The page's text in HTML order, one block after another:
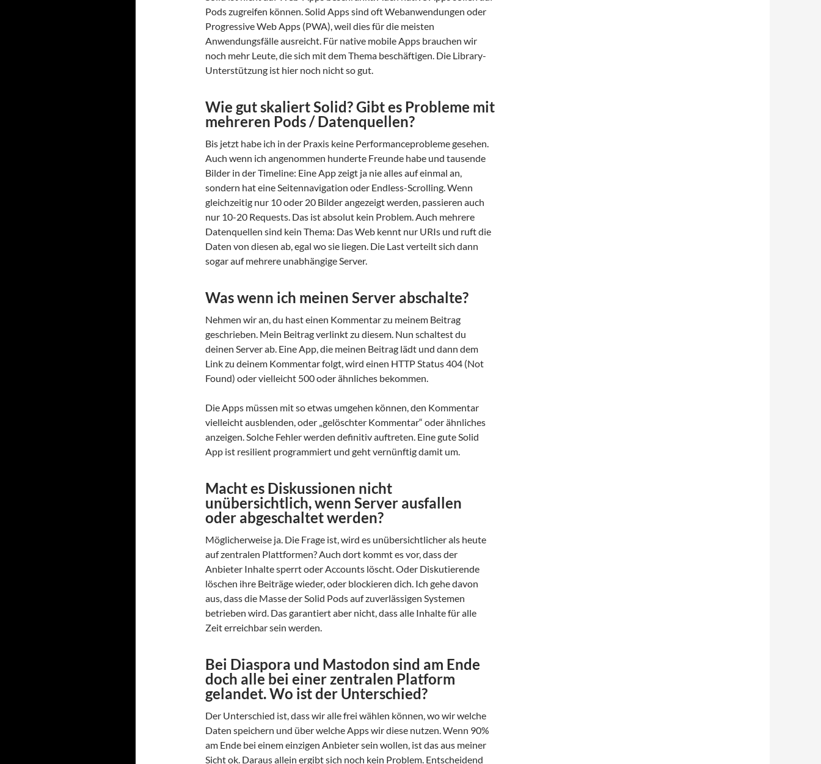
Pods zugreifen können. Solid Apps sind oft Webanwendungen oder
Progressive Web Apps (PWA), weil dies für die meisten
Anwendungsfälle ausreicht. Für native mobile Apps brauchen wir
noch mehr Leute, die sich mit dem Thema beschäftigen. Die Library-
Unterstützung ist hier noch nicht so gut.
Wie gut skaliert Solid? Gibt es Probleme mit
mehreren Pods / Datenquellen?
Bis jetzt habe ich in der Praxis keine Performanceprobleme gesehen.
Auch wenn ich angenommen hunderte Freunde habe und tausende
Bilder in der Timeline: Eine App zeigt ja nie alles auf einmal an,
sondern hat eine Seitennavigation oder Endless-Scrolling. Wenn
gleichzeitig nur 10 oder 20 Bilder angezeigt werden, passieren auch
nur 10-20 Requests. Das ist absolut kein Problem. Auch mehrere
Datenquellen sind kein Thema: Das Web kennt nur URIs und ruft die
Daten von diesen ab, egal wo sie liegen. Die Last verteilt sich dann
sogar auf mehrere unabhängige Server.
Was wenn ich meinen Server abschalte?
Nehmen wir an, du hast einen Kommentar zu meinem Beitrag
geschrieben. Mein Beitrag verlinkt zu diesem. Nun schaltest du
deinen Server ab. Eine App, die meinen Beitrag lädt und dann dem
Link zu deinem Kommentar folgt, wird einen HTTP Status 404 (Not
Found) oder vielleicht 500 oder ähnliches bekommen.
Die Apps müssen mit so etwas umgehen können, den Kommentar
vielleicht ausblenden, oder „gelöschter Kommentar“ oder ähnliches
anzeigen. Solche Fehler werden definitiv auftreten. Eine gute Solid
App ist resilient programmiert und geht vernünftig damit um.
Macht es Diskussionen nicht
unübersichtlich, wenn Server ausfallen
oder abgeschaltet werden?
Möglicherweise ja. Die Frage ist, wird es unübersichtlicher als heute
auf zentralen Plattformen? Auch dort kommt es vor, dass der
Anbieter Inhalte sperrt oder Accounts löscht. Oder Diskutierende
löschen ihre Beiträge wieder, oder blockieren dich. Ich gehe davon
aus, dass die Masse der Solid Pods auf zuverlässigen Systemen
betrieben wird. Das garantiert aber nicht, dass alle Inhalte für alle
Zeit erreichbar sein werden.
Bei Diaspora und Mastodon sind am Ende
doch alle bei einer zentralen Platform
gelandet. Wo ist der Unterschied?
Der Unterschied ist, dass wir alle frei wählen können, wo wir welche
Daten speichern und über welche Apps wir diese nutzen. Wenn 90%
am Ende bei einem einzigen Anbieter sein wollen, ist das aus meiner
Sicht ok. Daraus allein ergibt sich noch kein Problem. Entscheidend